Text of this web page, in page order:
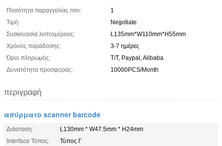
Ποσότητα παραγγελίας min:
1
Τιμή:
Negotiate
Συσκευασία λεπτομέρειες:
L135mm*W110mm*H55mm
Χρόνος παράδοσης:
3-7 ημέρες
Όροι πληρωμής:
T/T, Paypal, Alibaba
Δυνατότητα προσφοράς:
10000PCS/Month
περιγραφή
ασύρματο scanner barcode
Διάσταση:
L130mm * W47.5mm * H24mm
Interface Τύπος:
Τύπος Γ